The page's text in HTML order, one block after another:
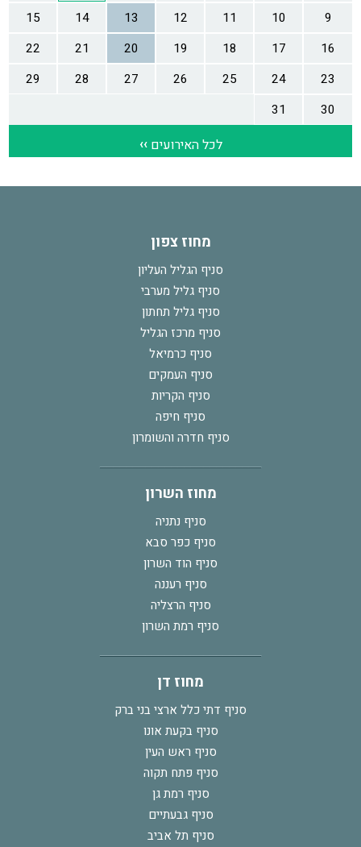
מחוז צפון
סניף הגליל העליון
סניף גליל מערבי
סניף גליל תחתון
סניף מרכז הגליל
סניף כרמיאל
סניף העמקים
סניף הקריות
סניף חיפה
סניף חדרה והשומרון
מחוז השרון
סניף נתניה
סניף כפר סבא
סניף הוד השרון
סניף רעננה
סניף הרצליה
סניף רמת השרון
מחוז דן
סניף דתי כלל ארצי בני ברק
סניף בקעת אונו
סניף ראש העין
סניף פתח תקוה
סניף רמת גן
סניף גבעתיים
סניף תל אביב